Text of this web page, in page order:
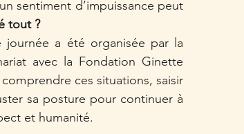
sentiment d’impuissance peut
tout ?
journée a été organisée par la
avec la Fondation Ginette
ces situations, saisir
sa posture pour continuer à
et humanité.